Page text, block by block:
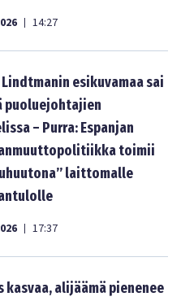
| 14:27
Lindtmanin esikuvamaa sai
puoluejohtajien
– Purra: Espanjan
toimii
laittomalle
| 17:37
kasvaa, alijäämä pienenee